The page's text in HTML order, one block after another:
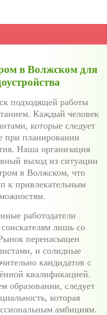
в Волжском для
подходящей работы
Каждый человек
которые следует
при планировании
Наша организация
выход из ситуации
в Волжском, что
к привлекательным
работодатели
лишь со
перенасыщен
и солидные
кандидатов с
квалификацией.
образовании, следует
которая
амбициям.